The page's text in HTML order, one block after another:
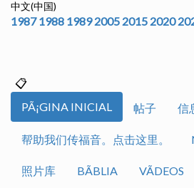
中文(中国)
1987 1988 1989 2005 2015 2020
PÃ¡GINA INICIAL 帖子 信
帮助我们传福音。点击这里。
照片库 BÃ­BLIA VÃ­DEOS